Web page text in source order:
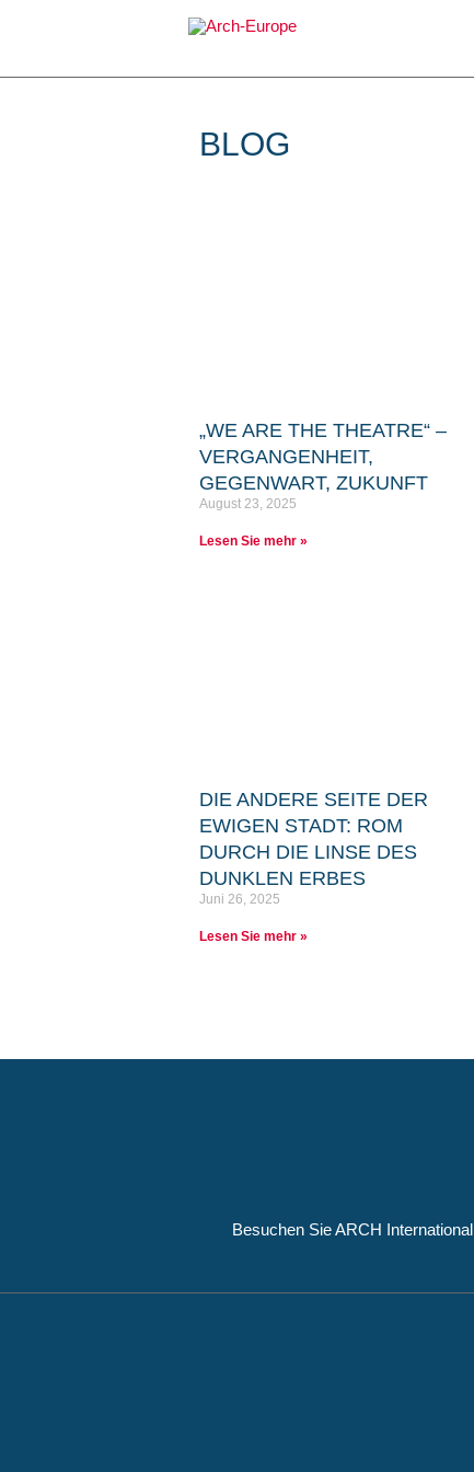
BLOG
„WE ARE THE THEATRE“ –
VERGANGENHEIT,
GEGENWART, ZUKUNFT
August 23, 2025
Lesen Sie mehr »
DIE ANDERE SEITE DER
EWIGEN STADT: ROM
DURCH DIE LINSE DES
DUNKLEN ERBES
Juni 26, 2025
Lesen Sie mehr »
Besuchen Sie ARCH International